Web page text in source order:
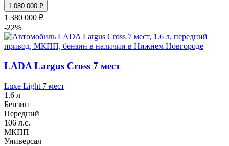
1 080 000 ₽
1 380 000 ₽
-22%
LADA Largus Cross 7 мест
Luxe Light 7 мест
1.6 л
Бензин
Передний
106 л.с.
МКПП
Универсал